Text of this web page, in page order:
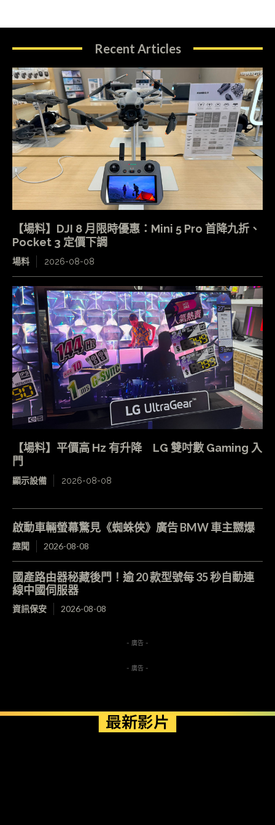
Recent Articles
【場料】DJI 8 月限時優惠：Mini 5 Pro 首降九折、
Pocket 3 定價下調
場料 2026-08-08
【場料】平價高 Hz 有升降 LG 雙吋數 Gaming 入
門
顯示設備 2026-08-08
啟動車輛螢幕驚見《蜘蛛俠》廣告 BMW 車主嬲爆
趣聞 2026-08-08
國產路由器秘藏後門！逾 20 款型號每 35 秒自動連
線中國伺服器
資訊保安 2026-08-08
- 廣告 -
- 廣告 -
最新影片